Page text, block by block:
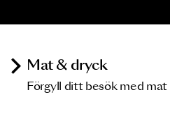
Mat & dryck
Förgyll ditt besök med mat